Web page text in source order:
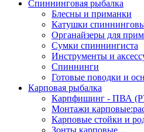
Спиннинговая рыбалка
Блесны и приманки
Катушки
Органайзеры для
Сумки спиннингиста
Инструменты и
Спиннинги
Готовые поводки и
Карповая рыбалка
Карпфишинг - ПВА
Монтажи
Карповые стойки и
Зонты карповые